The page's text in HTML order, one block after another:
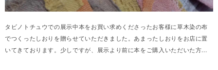
タビノトチュウでの展示中本をお買い求めくださったお客様に草木染の布
でつくったしおりを贈らせていただきました。あまったしおりをお店に置
いてきております。少しですが、展示より前に本をご購入いただいた方...